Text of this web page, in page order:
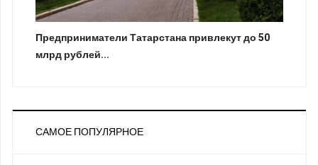
Предприниматели Татарстана привлекут до 50
млрд рублей...
САМОЕ ПОПУЛЯРНОЕ